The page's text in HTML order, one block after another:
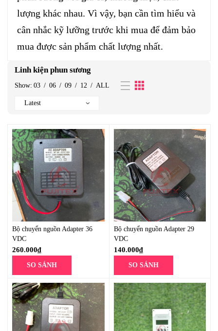
lượng khác nhau. Vì vậy, bạn cần tìm hiểu và
cân nhắc kỹ lưỡng trước khi mua để đảm bảo
mua được sản phẩm chất lượng nhất.
Linh kiện phun sương
Show: 03 / 06 / 09 / 12 / ALL
Bộ chuyển nguồn Adapter 36
VDC
260.000₫
SO SÁNH
Bộ chuyển nguồn Adapter 29
VDC
140.000₫
SO SÁNH